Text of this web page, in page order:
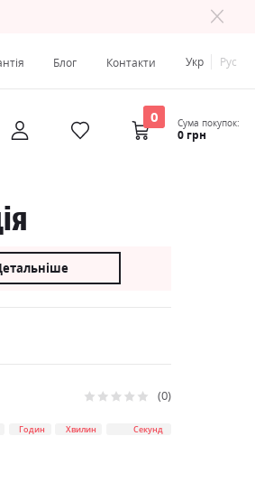
Блог Контакти Укр Рус
0 Сума покупок:
0 грн
Рейтинг: 0
Годин Хвилин Секунд